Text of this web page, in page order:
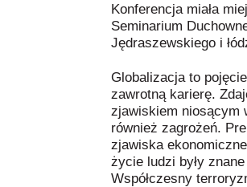
Konferencja miała
Seminarium
Jędraszewskiego i
Globalizacja to
zawrotną karierę.
zjawiskiem niosącym
również zagrożeń.
zjawiska
życie ludzi były
Współczesny